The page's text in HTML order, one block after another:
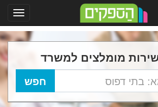
שירות מומלצים למשרד